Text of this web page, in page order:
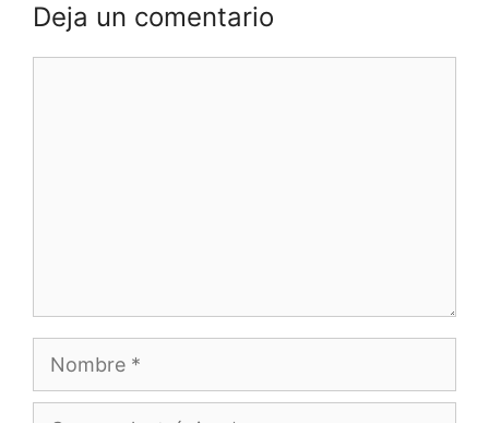
Deja un comentario
Nombre
Correo